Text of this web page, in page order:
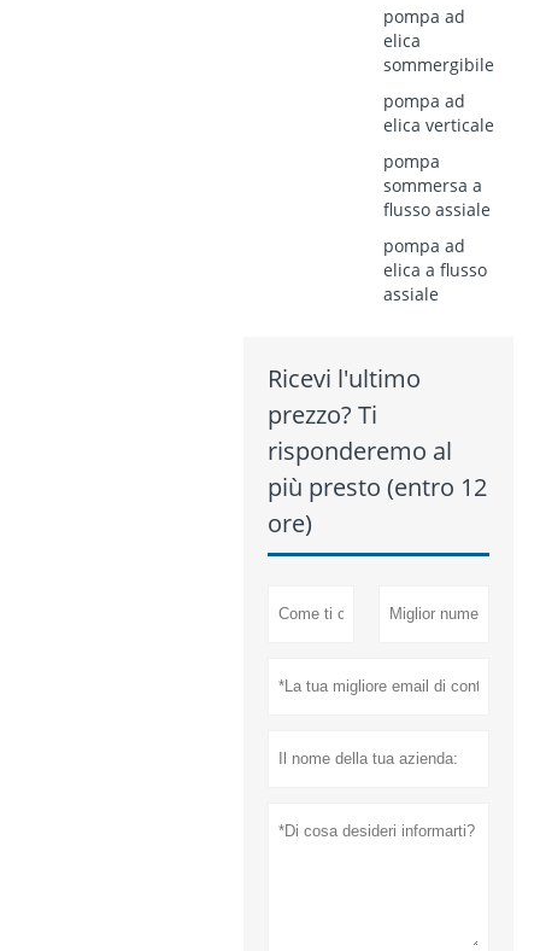
pompa ad
elica
sommergibile
pompa ad
elica verticale
pompa
sommersa a
flusso assiale
pompa ad
elica a flusso
assiale
Ricevi l'ultimo
prezzo? Ti
risponderemo al
più presto (entro 12
ore)